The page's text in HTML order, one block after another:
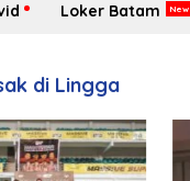
Loker Batam
di Lingga